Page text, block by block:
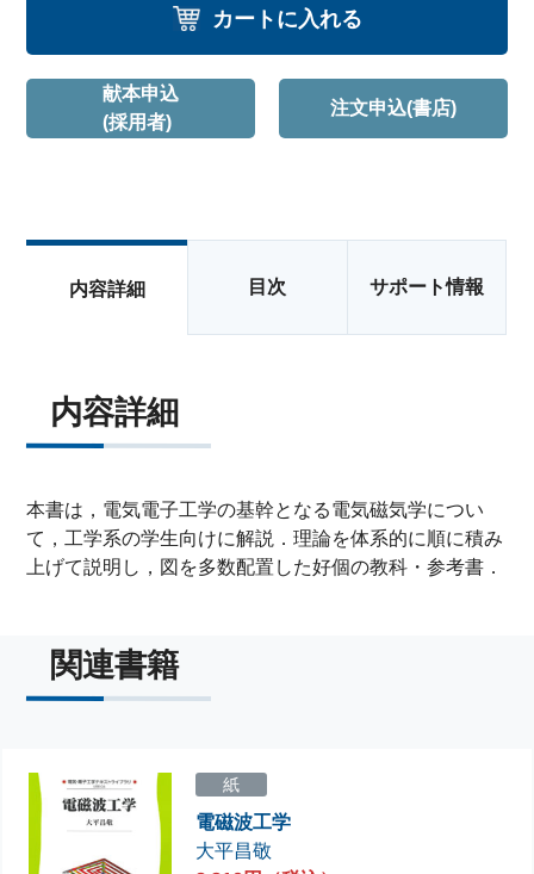
カートに入れる
献本申込
(採用者)
注文申込(書店)
内容詳細 目次 サポート情報
内容詳細
本書は，電気電子工学の基幹となる電気磁気学につい
て，工学系の学生向けに解説．理論を体系的に順に積み
上げて説明し，図を多数配置した好個の教科・参考書．
関連書籍
紙
電磁波工学
大平昌敬